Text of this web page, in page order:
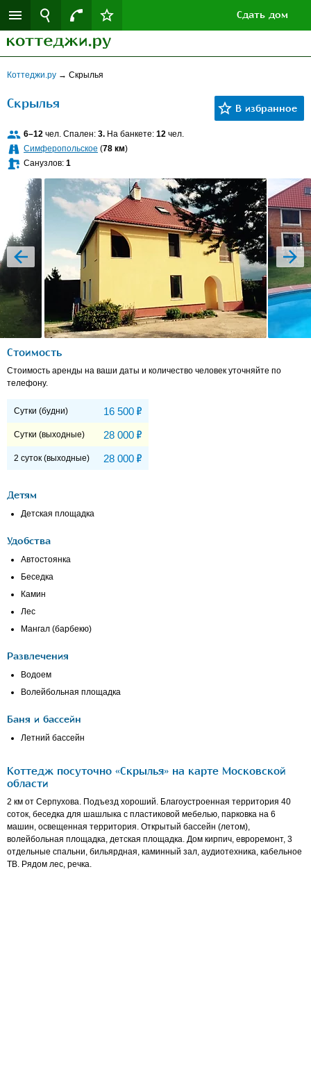
Сдать дом
Коттеджи.ру → Скрылья
Скрылья
6–12 чел. Спален: 3. На банкете: 12 чел.
Симферопольское (78 км)
Санузлов: 1
Стоимость
Стоимость аренды на ваши даты и количество человек уточняйте по
телефону.
Сутки (будни) 16 500 Р
Сутки (выходные) 28 000 Р
2 суток (выходные) 28 000 Р
Детям
Детская площадка
Удобства
Автостоянка
Беседка
Камин
Лес
Мангал (барбекю)
Развлечения
Водоем
Волейбольная площадка
Баня и бассейн
Летний бассейн
Коттедж посуточно «Скрылья» на карте Московской
области
2 км от Серпухова. Подъезд хороший. Благоустроенная территория 40
соток, беседка для шашлыка с пластиковой мебелью, парковка на 6
машин, освещенная территория. Открытый бассейн (летом),
волейбольная площадка, детская площадка. Дом кирпич, евроремонт, 3
отдельные спальни, бильярдная, каминный зал, аудиотехника, кабельное
ТВ. Рядом лес, речка.